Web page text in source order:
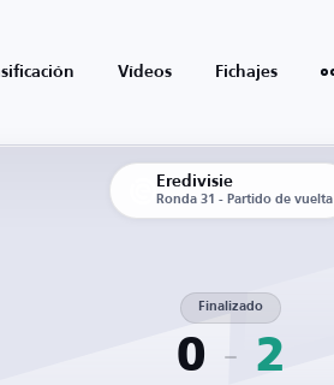
Vídeos Fichajes
Eredivisie
Ronda 31 - Partido de vuelta
0
Finalizado
2